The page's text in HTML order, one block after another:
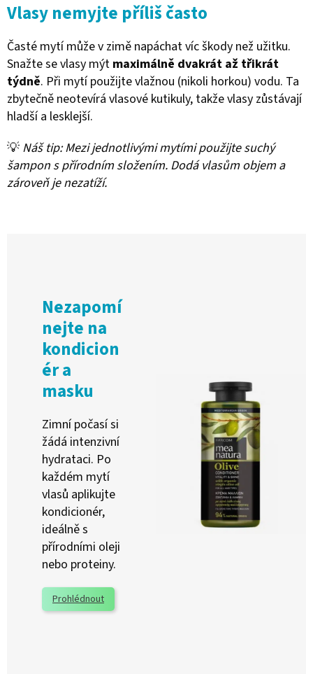
Vlasy nemyjte příliš často
Časté mytí může v zimě napáchat víc škody než užitku.
Snažte se vlasy mýt maximálně dvakrát až třikrát
týdně. Při mytí použijte vlažnou (nikoli horkou) vodu. Ta
zbytečně neotevírá vlasové kutikuly, takže vlasy zůstávají
hladší a lesklejší.
💡 Náš tip: Mezi jednotlivými mytími použijte suchý
šampon s přírodním složením. Dodá vlasům objem a
zároveň je nezatíží.
Nezapomí
nejte na
kondicion
ér a
masku
Zimní počasí si
žádá intenzivní
hydrataci. Po
každém mytí
vlasů aplikujte
kondicionér,
ideálně s
přírodními oleji
nebo proteiny.
Prohlédnout